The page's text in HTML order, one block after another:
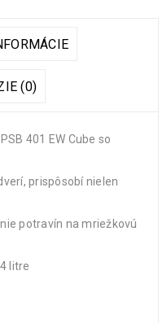
(0)
401 EW Cube so
prispôsobí nielen
potravín na mriežkovú
litre